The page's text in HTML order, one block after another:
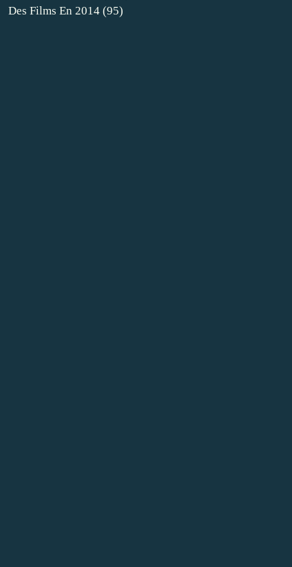
Des Films En 2014 (95)